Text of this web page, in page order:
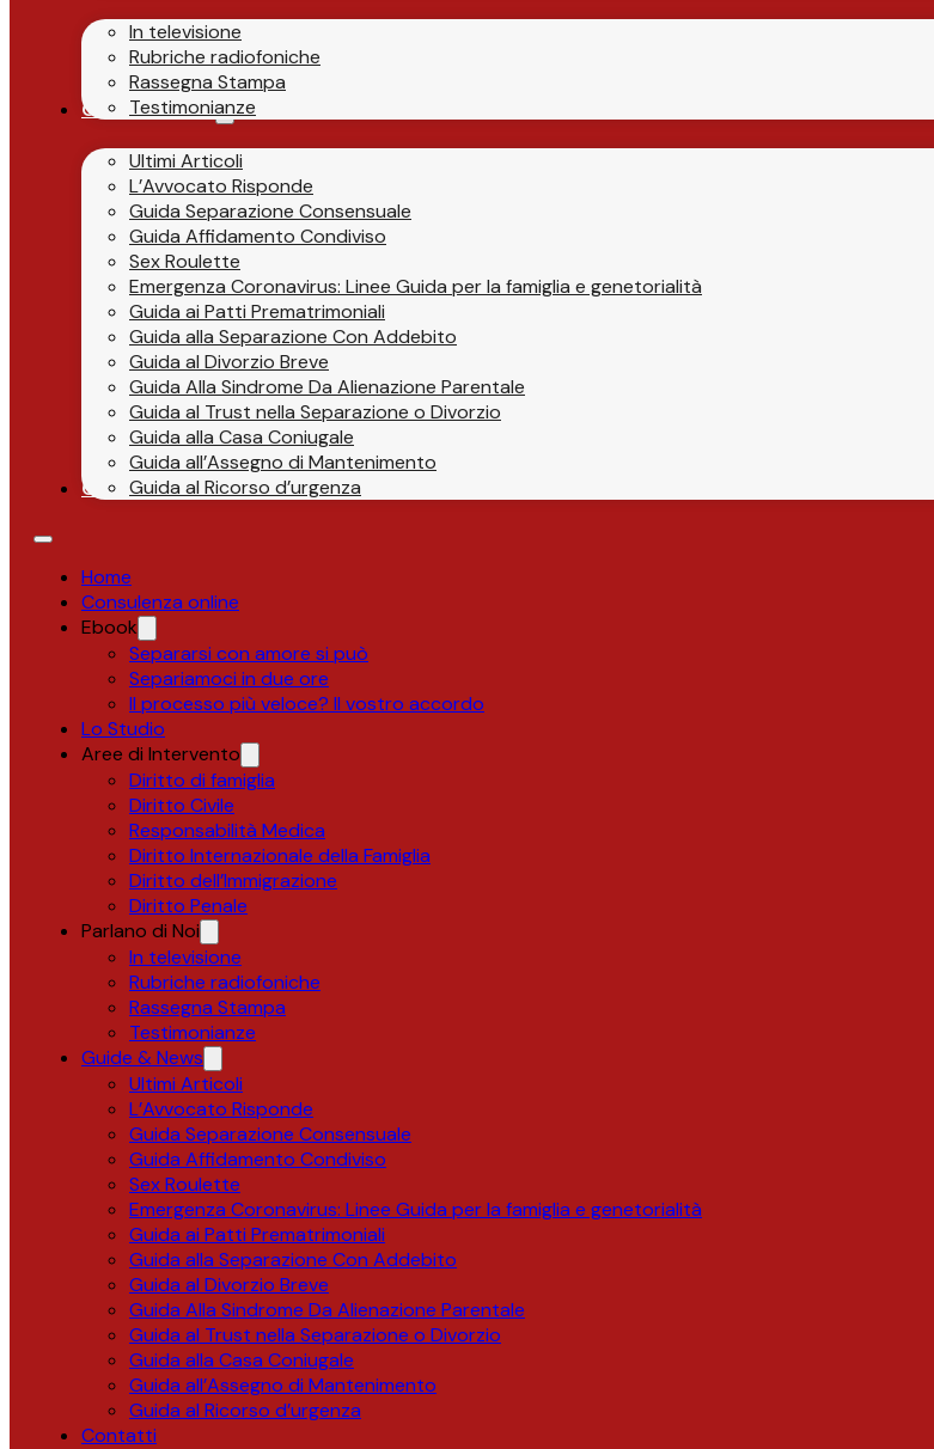
In televisione
Rubriche radiofoniche
Rassegna Stampa
Testimonianze
Guide & News
Ultimi Articoli
L’Avvocato Risponde
Guida Separazione Consensuale
Guida Affidamento Condiviso
Sex Roulette
Emergenza Coronavirus: Linee Guida per la famiglia e genetorialità
Guida ai Patti Prematrimoniali
Guida alla Separazione Con Addebito
Guida al Divorzio Breve
Guida Alla Sindrome Da Alienazione Parentale
Guida al Trust nella Separazione o Divorzio
Guida alla Casa Coniugale
Guida all’Assegno di Mantenimento
Guida al Ricorso d’urgenza
Contatti
Home
Consulenza online
Ebook
Separarsi con amore si può
Separiamoci in due ore
Il processo più veloce? Il vostro accordo
Lo Studio
Aree di Intervento
Diritto di famiglia
Diritto Civile
Responsabilità Medica
Diritto Internazionale della Famiglia
Diritto dell’Immigrazione
Diritto Penale
Parlano di Noi
In televisione
Rubriche radiofoniche
Rassegna Stampa
Testimonianze
Guide & News
Ultimi Articoli
L’Avvocato Risponde
Guida Separazione Consensuale
Guida Affidamento Condiviso
Sex Roulette
Emergenza Coronavirus: Linee Guida per la famiglia e genetorialità
Guida ai Patti Prematrimoniali
Guida alla Separazione Con Addebito
Guida al Divorzio Breve
Guida Alla Sindrome Da Alienazione Parentale
Guida al Trust nella Separazione o Divorzio
Guida alla Casa Coniugale
Guida all’Assegno di Mantenimento
Guida al Ricorso d’urgenza
Contatti